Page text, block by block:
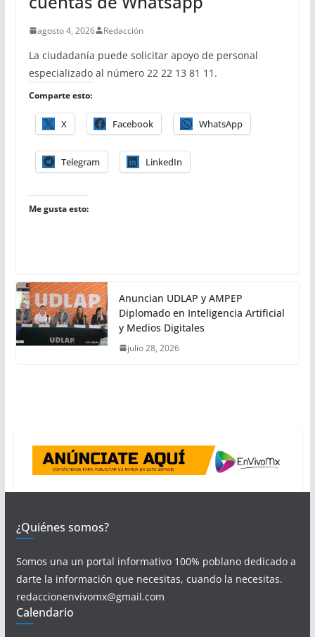
agosto 4, 2026 Redacción
La ciudadanía puede solicitar apoyo de personal
especializado al número 22 22 13 81 11.
Comparte esto:
X Facebook WhatsApp
Telegram LinkedIn
Me gusta esto:
Anuncian UDLAP y AMPEP
Diplomado en Inteligencia Artificial
y Medios Digitales
julio 28, 2026
¿Quiénes somos?
Somos una un portal informativo 100% poblano dedicado a
darte la información que necesitas, cuando la necesitas.
redaccionenvivomx@gmail.com
Calendario